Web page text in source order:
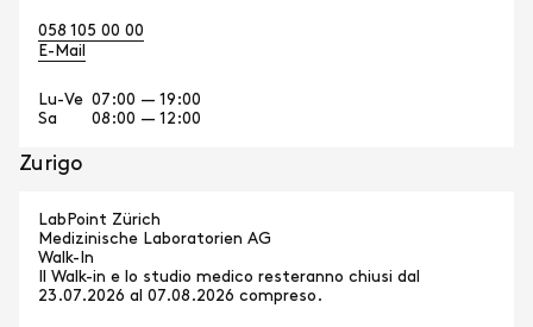
058 105 00 00
E-Mail
Lu-Ve 07:00 — 19:00
Sa
08:00 — 12:00
Zurigo
LabPoint Zürich
Medizinische Laboratorien AG
Walk-In
Il Walk-in e lo studio medico resteranno chiusi dal
23.07.2026 al 07.08.2026 compreso.